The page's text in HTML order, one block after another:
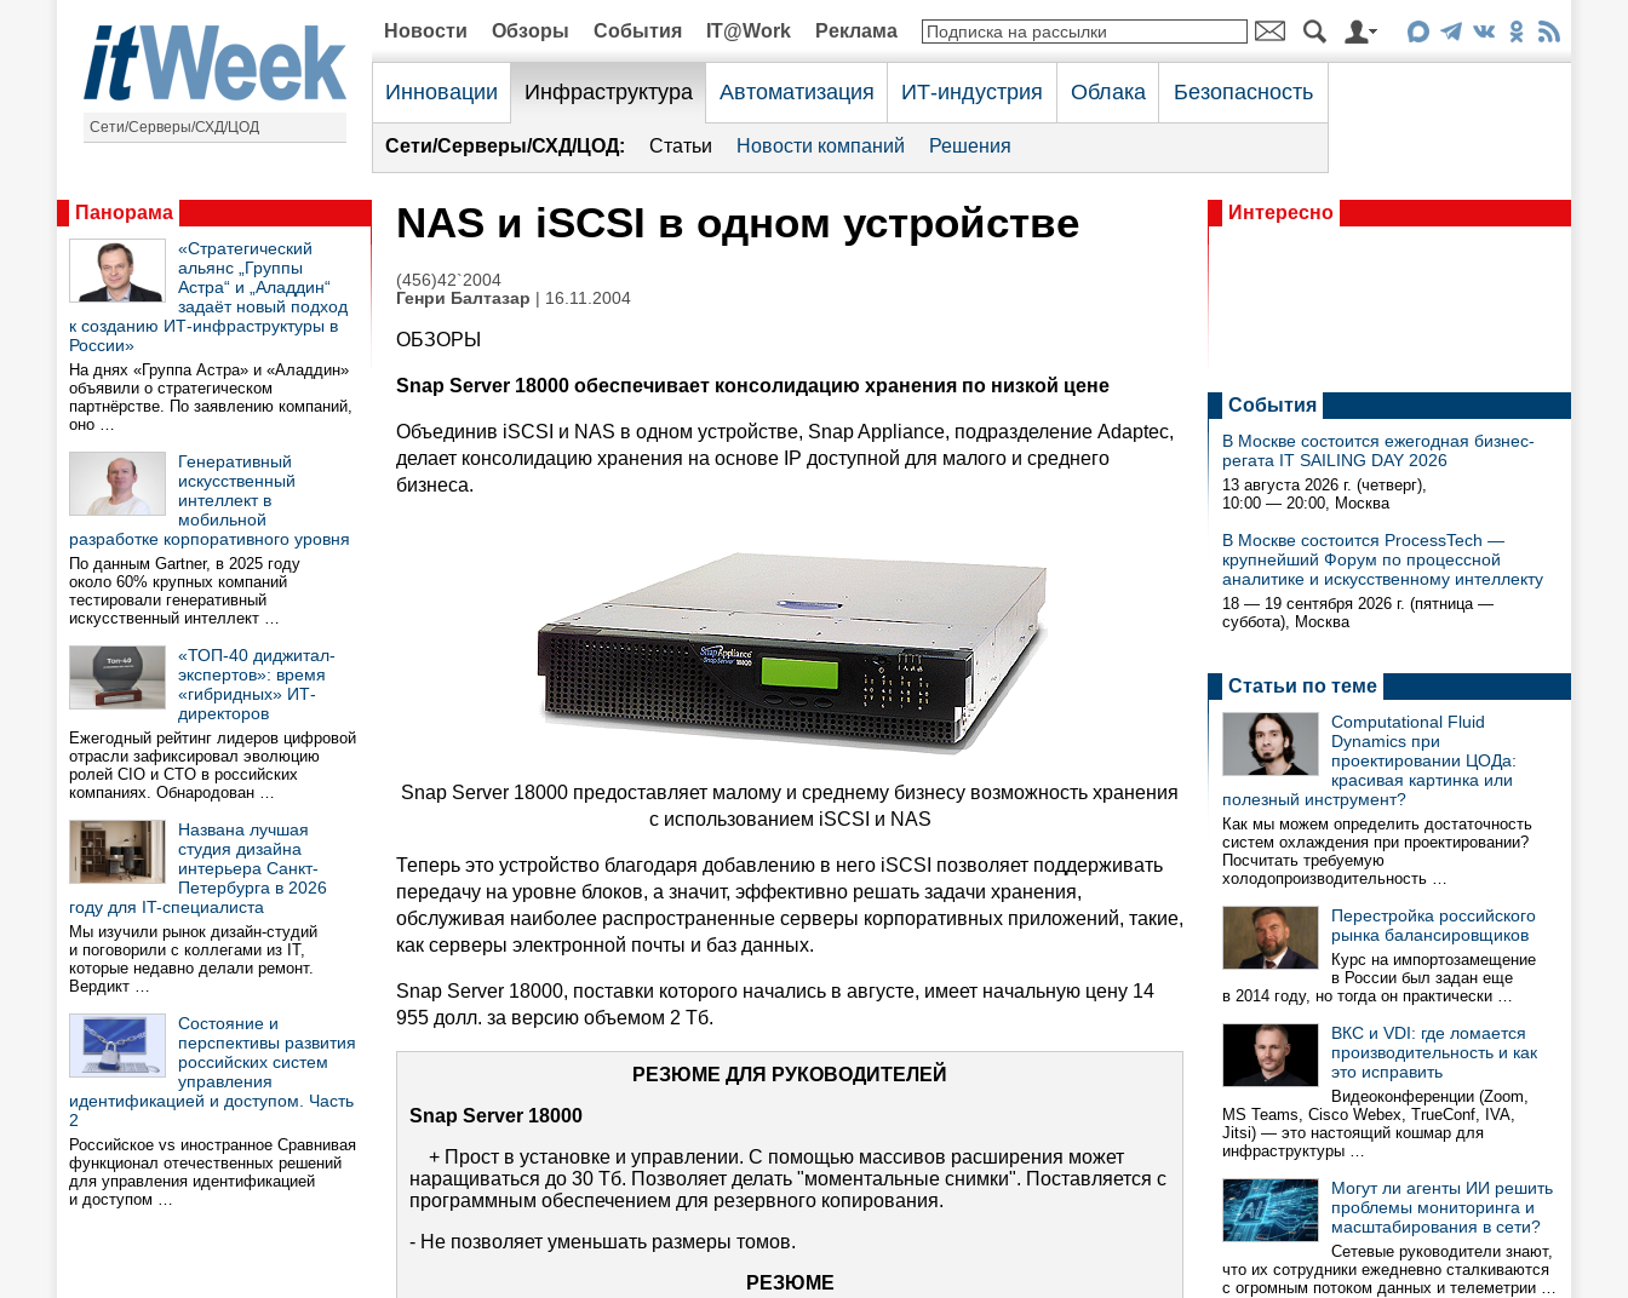
Сети/Серверы/СХД/ЦОД
Новости Обзоры События IT@Work Реклама
Инновации Инфраструктура Автоматизация ИТ-индустрия Облака Безопасность
Сети/Серверы/СХД/ЦОД: Статьи Новости компаний Решения
Панорама
«Стратегический
альянс „Группы
Астра“ и „Аладдин“
задаёт новый подход
к созданию ИТ-инфраструктуры в
России»
На днях «Группа Астра» и «Аладдин»
объявили о стратегическом
партнёрстве. По заявлению компаний,
оно …
Генеративный
искусственный
интеллект в
мобильной
разработке корпоративного уровня
По данным Gartner, в 2025 году
около 60% крупных компаний
тестировали генеративный
искусственный интеллект …
«ТОП-40 диджитал-
экспертов»: время
«гибридных» ИТ-
директоров
Ежегодный рейтинг лидеров цифровой
отрасли зафиксировал эволюцию
ролей CIO и CTO в российских
компаниях. Обнародован …
Названа лучшая
студия дизайна
интерьера Санкт-
Петербурга в 2026
году для IT-специалиста
Мы изучили рынок дизайн-студий
и поговорили с коллегами из IT,
которые недавно делали ремонт.
Вердикт …
Состояние и
перспективы развития
российских систем
управления
идентификацией и доступом. Часть
2
Российское vs иностранное Сравнивая
функционал отечественных решений
для управления идентификацией
и доступом …
NAS и iSCSI в одном устройстве
(456)42`2004
Генри Балтазар | 16.11.2004
ОБЗОРЫ
Snap Server 18000 обеспечивает консолидацию хранения по низкой цене
Объединив iSCSI и NAS в одном устройстве, Snap Appliance, подразделение Adaptec,
делает консолидацию хранения на основе IP доступной для малого и среднего
бизнеса.
Snap Server 18000 предоставляет малому и среднему бизнесу возможность хранения
с использованием iSCSI и NAS
Теперь это устройство благодаря добавлению в него iSCSI позволяет поддерживать
передачу на уровне блоков, а значит, эффективно решать задачи хранения,
обслуживая наиболее распространенные серверы корпоративных приложений, такие,
как серверы электронной почты и баз данных.
Snap Server 18000, поставки которого начались в августе, имеет начальную цену 14
955 долл. за версию объемом 2 Тб.
РЕЗЮМЕ ДЛЯ РУКОВОДИТЕЛЕЙ
Snap Server 18000
+ Прост в установке и управлении. С помощью массивов расширения может
наращиваться до 30 Тб. Позволяет делать "моментальные снимки". Поставляется с
программным обеспечением для резервного копирования.
- Не позволяет уменьшать размеры томов.
РЕЗЮМЕ
Интересно
События
В Москве состоится ежегодная бизнес-
регата IT SAILING DAY 2026
13 августа 2026 г. (четверг),
10:00 — 20:00, Москва
В Москве состоится ProcessTech —
крупнейший Форум по процессной
аналитике и искусственному интеллекту
18 — 19 сентября 2026 г. (пятница —
суббота), Москва
Статьи по теме
Computational Fluid
Dynamics при
проектировании ЦОДа:
красивая картинка или
полезный инструмент?
Как мы можем определить достаточность
систем охлаждения при проектировании?
Посчитать требуемую
холодопроизводительность …
Перестройка российского
рынка балансировщиков
Курс на импортозамещение
в России был задан еще
в 2014 году, но тогда он практически …
ВКС и VDI: где ломается
производительность и как
это исправить
Видеоконференции (Zoom,
MS Teams, Cisco Webex, TrueConf, IVA,
Jitsi) — это настоящий кошмар для
инфраструктуры …
Могут ли агенты ИИ решить
проблемы мониторинга и
масштабирования в сети?
Сетевые руководители знают,
что их сотрудники ежедневно сталкиваются
с огромным потоком данных и телеметрии …